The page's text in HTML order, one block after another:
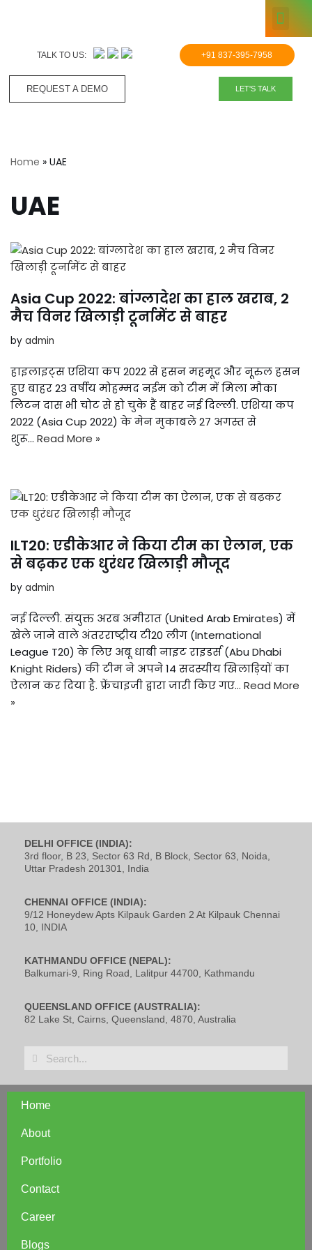
TALK TO US: +91 837-395-7958
REQUEST A DEMO​ LET'S TALK
Home » UAE
UAE
Asia Cup 2022: बांग्लादेश का हाल खराब, 2
मैच विनर खिलाड़ी टूर्नामेंट से बाहर
by admin
हाइलाइट्स एशिया कप 2022 से हसन महमूद और नूरुल हसन
हुए बाहर 23 वर्षीय मोहम्मद नईम को टीम में मिला मौका
लिटन दास भी चोट से हो चुके हैं बाहर नई दिल्ली. एशिया कप
2022 (Asia Cup 2022) के मेन मुकाबले 27 अगस्त से
शुरू… Read More »
ILT20: एडीकेआर ने किया टीम का ऐलान, एक
से बढ़कर एक धुरंधर खिलाड़ी मौजूद
by admin
नई दिल्ली. संयुक्त अरब अमीरात (United Arab Emirates) में
खेले जाने वाले अंतरराष्ट्रीय टी20 लीग (International
League T20) के लिए अबू धाबी नाइट राइडर्स (Abu Dhabi
Knight Riders) की टीम ने अपने 14 सदस्यीय खिलाड़ियों का
ऐलान कर दिया है. फ्रेंचाइजी द्वारा जारी किए गए… Read More
»
DELHI OFFICE (INDIA):
3rd floor, B 23, Sector 63 Rd, B Block, Sector 63, Noida,
Uttar Pradesh 201301, India
CHENNAI OFFICE (INDIA):
9/12 Honeydew Apts Kilpauk Garden 2 At Kilpauk Chennai
10, INDIA
KATHMANDU OFFICE (NEPAL):
Balkumari-9, Ring Road, Lalitpur 44700, Kathmandu
QUEENSLAND OFFICE (AUSTRALIA):
82 Lake St, Cairns, Queensland, 4870, Australia
Home
About
Portfolio
Contact
Career
Blogs